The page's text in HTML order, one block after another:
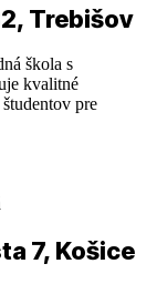
Trebišov
škola s
kvalitné
pre
7, Košice